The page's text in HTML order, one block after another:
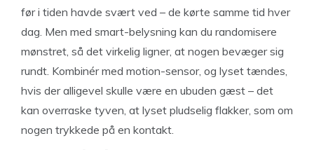
før i tiden havde svært ved – de kørte samme tid hver
dag. Men med smart-belysning kan du randomisere
mønstret, så det virkelig ligner, at nogen bevæger sig
rundt. Kombinér med motion-sensor, og lyset tændes,
hvis der alligevel skulle være en ubuden gæst – det
kan overraske tyven, at lyset pludselig flakker, som om
nogen trykkede på en kontakt.